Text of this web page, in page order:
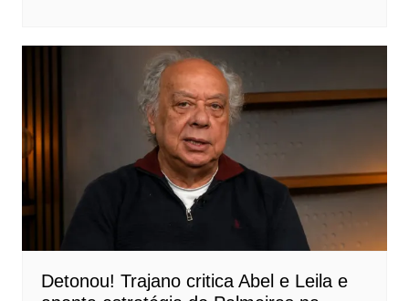
Detonou! Trajano critica Abel e Leila e